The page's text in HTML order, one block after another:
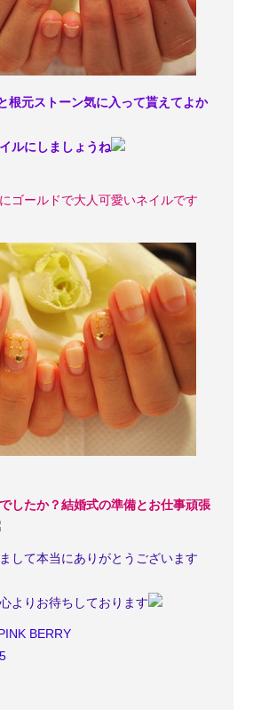
根元ストーン気に入って貰えてよか
ルにしましょうね
ゴールドで大人可愛いネイルです
したか？結婚式の準備とお仕事頑張
して本当にありがとうございます
よりお待ちしております
BERRY